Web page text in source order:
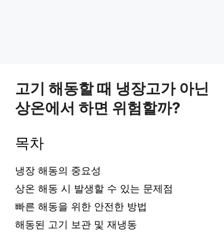
고기 해동할 때 냉장고가 아닌
상온에서 하면 위험할까?
목차
냉장 해동의 중요성
상온 해동 시 발생할 수 있는 문제점
빠른 해동을 위한 안전한 방법
해동된 고기 보관 및 재냉동